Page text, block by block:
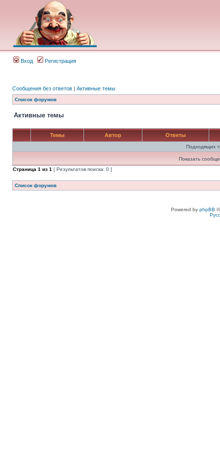
Вход Регистрация
Сообщения без ответов | Активные темы
Список форумов
Активные темы
Темы Автор Ответы
Подходящих
Показать
Страница 1 из 1 [ Результатов поиска: 0 ]
Список форумов
Powered by phpBB